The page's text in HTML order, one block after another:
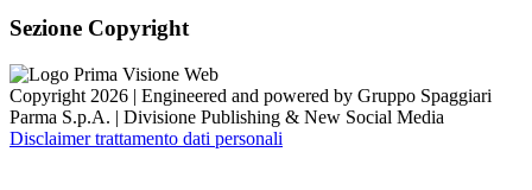
Sezione Copyright
Copyright 2026 | Engineered and powered by Gruppo Spaggiari
Parma S.p.A. | Divisione Publishing & New Social Media
Disclaimer trattamento dati personali